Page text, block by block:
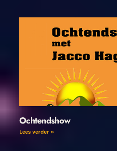
Ochtendshow
Lees verder »